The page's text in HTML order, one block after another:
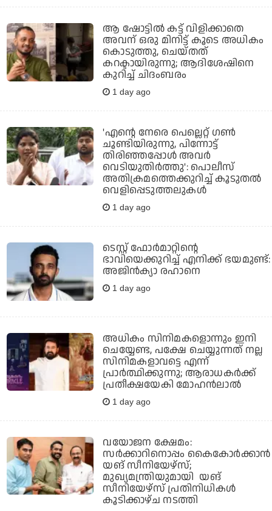
ആ ഷോട്ടില്‍ കട്ട് വിളിക്കാതെ
അവന് ഒരു മിനിട്ട് കൂടെ അധികം
കൊടുത്തു, ചെയ്തത്
കറക്ടായിരുന്നു; ആദിശേഷിനെ
കുറിച്ച് ചിദംബരം
1 day ago
'എന്റെ നേരെ പെല്ലെറ്റ് ഗണ്‍
ചൂണ്ടിയിരുന്നു, പിന്നോട്ട്
തിരിഞ്ഞപ്പോള്‍ അവര്‍
വെടിയുതിര്‍ത്തു': പൊലീസ്
അതിക്രമത്തെക്കുറിച്ച് കൂടുതല്‍
വെളിപ്പെടുത്തലുകള്‍
1 day ago
ടെസ്റ്റ് ഫോര്‍മാറ്റിന്റെ
ഭാവിയെക്കുറിച്ച് എനിക്ക് ഭയമുണ്ട്:
അജിന്‍ക്യാ രഹാനെ
1 day ago
അധികം സിനിമകളൊന്നും ഇനി
ചെയ്യേണ്ട, പക്ഷേ ചെയ്യുന്നത് നല്ല
സിനിമകളാവട്ടെ എന്ന്
പ്രാര്‍ത്ഥിക്കുന്നു; ആരാധകര്‍ക്ക്
പ്രതീക്ഷയേകി മോഹന്‍ലാല്‍
1 day ago
വയോജന ക്ഷേമം:
സർക്കാറിനൊപ്പം കൈകോർക്കാൻ
യങ് സീനിയേഴ്‌സ്;
മുഖ്യമന്ത്രിയുമായി യങ്
സീനിയേഴ്‌സ് പ്രതിനിധികൾ
കൂടിക്കാഴ്ച നടത്തി